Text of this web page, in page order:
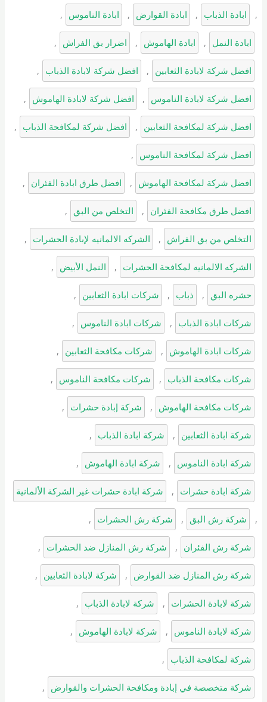
, ابادة الذباب , ابادة القوارض , ابادة الناموس ,
ابادة النمل , ابادة الهاموش , اضرار بق الفراش ,
افضل شركة لابادة الثعابين , افضل شركة لابادة الذباب ,
افضل شركة لابادة الناموس , افضل شركة لابادة الهاموش ,
افضل شركة لمكافحة الثعابين , افضل شركة لمكافحة الذباب ,
افضل شركة لمكافحة الناموس ,
افضل شركة لمكافحة الهاموش , افضل طرق ابادة الفئران ,
افضل طرق مكافحة الفئران , التخلص من البق ,
التخلص من بق الفراش , الشركه الالمانيه لإبادة الحشرات ,
الشركه الالمانيه لمكافحة الحشرات , النمل الأبيض ,
حشره البق , ذباب , شركات ابادة الثعابين ,
شركات ابادة الذباب , شركات ابادة الناموس ,
شركات ابادة الهاموش , شركات مكافحة الثعابين ,
شركات مكافحة الذباب , شركات مكافحة الناموس ,
شركات مكافحة الهاموش , شركة إبادة حشرات ,
شركة ابادة الثعابين , شركة ابادة الذباب ,
شركة ابادة الناموس , شركة ابادة الهاموش ,
شركة ابادة حشرات , شركة ابادة حشرات غير الشركة الألمانية
, شركة رش البق , شركة رش الحشرات ,
شركة رش الفئران , شركة رش المنازل ضد الحشرات ,
شركة رش المنازل ضد القوارض , شركة لابادة الثعابين ,
شركة لابادة الحشرات , شركة لابادة الذباب ,
شركة لابادة الناموس , شركة لابادة الهاموش ,
شركة لمكافحة الذباب ,
شركة متخصصة في إبادة ومكافحة الحشرات والقوارض ,